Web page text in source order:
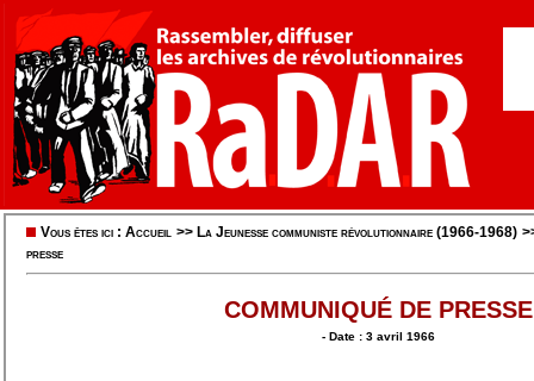
Vous êtes ici : Accueil >> La Jeunesse communiste révolutionnaire (1966-1968)
presse
COMMUNIQUÉ DE PRESSE
- Date : 3 avril 1966